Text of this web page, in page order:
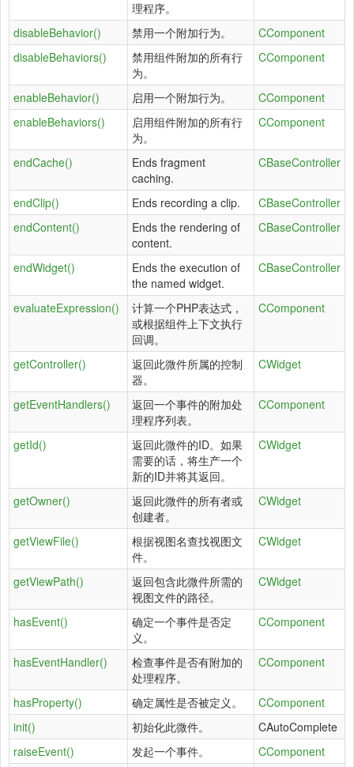
理程序。
disableBehavior()
禁用一个附加行为。
CComponent
disableBehaviors()
禁用组件附加的所有行
为。
CComponent
enableBehavior() 启用一个附加行为。
CComponent
enableBehaviors()
启用组件附加的所有行
为。
CComponent
endCache()
Ends fragment
caching.
CBaseController
endClip() Ends recording a clip.
CBaseController
endContent()
Ends the rendering of
content.
CBaseController
endWidget()
Ends the execution of
the named widget.
CBaseController
evaluateExpression()
计算一个PHP表达式，
或根据组件上下文执行
回调。
CComponent
getController()
返回此微件所属的控制
器。
CWidget
getEventHandlers()
返回一个事件的附加处
理程序列表。
CComponent
getId()
返回此微件的ID。如果
需要的话，将生产一个
新的ID并将其返回。
CWidget
getOwner()
返回此微件的所有者或
创建者。
CWidget
getViewFile()
根据视图名查找视图文
件。
CWidget
getViewPath()
返回包含此微件所需的
视图文件的路径。
CWidget
hasEvent()
确定一个事件是否定
义。
CComponent
hasEventHandler()
检查事件是否有附加的
处理程序。
CComponent
hasProperty() 确定属性是否被定义。
CComponent
init()
初始化此微件。
CAutoComplete
raiseEvent()
发起一个事件。
CComponent